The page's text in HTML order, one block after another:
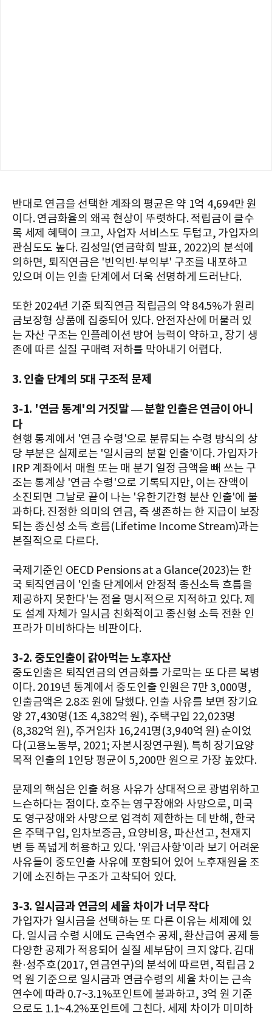
반대로 연금을 선택한 계좌의 평균은 약 1억 4,694만 원
이다. 연금화율의 왜곡 현상이 뚜렷하다. 적립금이 클수
록 세제 혜택이 크고, 사업자 서비스도 두텁고, 가입자의
관심도도 높다. 김성일(연금학회 발표, 2022)의 분석에
의하면, 퇴직연금은 '빈익빈·부익부' 구조를 내포하고
있으며 이는 인출 단계에서 더욱 선명하게 드러난다.
또한 2024년 기준 퇴직연금 적립금의 약 84.5%가 원리
금보장형 상품에 집중되어 있다. 안전자산에 머물러 있
는 자산 구조는 인플레이션 방어 능력이 약하고, 장기 생
존에 따른 실질 구매력 저하를 막아내기 어렵다.
3. 인출 단계의 5대 구조적 문제
3-1. '연금 통계'의 거짓말 — 분할 인출은 연금이 아니
다
현행 통계에서 '연금 수령'으로 분류되는 수령 방식의 상
당 부분은 실제로는 '일시금의 분할 인출'이다. 가입자가
IRP 계좌에서 매월 또는 매 분기 일정 금액을 빼 쓰는 구
조는 통계상 '연금 수령'으로 기록되지만, 이는 잔액이
소진되면 그날로 끝이 나는 '유한기간형 분산 인출'에 불
과하다. 진정한 의미의 연금, 즉 생존하는 한 지급이 보장
되는 종신성 소득 흐름(Lifetime Income Stream)과는
본질적으로 다르다.
국제기준인 OECD Pensions at a Glance(2023)는 한
국 퇴직연금이 '인출 단계에서 안정적 종신소득 흐름을
제공하지 못한다'는 점을 명시적으로 지적하고 있다. 제
도 설계 자체가 일시금 친화적이고 종신형 소득 전환 인
프라가 미비하다는 비판이다.
3-2. 중도인출이 갉아먹는 노후자산
중도인출은 퇴직연금의 연금화를 가로막는 또 다른 복병
이다. 2019년 통계에서 중도인출 인원은 7만 3,000명,
인출금액은 2.8조 원에 달했다. 인출 사유를 보면 장기요
양 27,430명(1조 4,382억 원), 주택구입 22,023명
(8,382억 원), 주거임차 16,241명(3,940억 원) 순이었
다(고용노동부, 2021; 자본시장연구원). 특히 장기요양
목적 인출의 1인당 평균이 5,200만 원으로 가장 높았다.
문제의 핵심은 인출 허용 사유가 상대적으로 광범위하고
느슨하다는 점이다. 호주는 영구장애와 사망으로, 미국
도 영구장애와 사망으로 엄격히 제한하는 데 반해, 한국
은 주택구입, 임차보증금, 요양비용, 파산선고, 천재지
변 등 폭넓게 허용하고 있다. '위급사항'이라 보기 어려운
사유들이 중도인출 사유에 포함되어 있어 노후재원을 조
기에 소진하는 구조가 고착되어 있다.
3-3. 일시금과 연금의 세율 차이가 너무 작다
가입자가 일시금을 선택하는 또 다른 이유는 세제에 있
다. 일시금 수령 시에도 근속연수 공제, 환산급여 공제 등
다양한 공제가 적용되어 실질 세부담이 크지 않다. 김대
환·성주호(2017, 연금연구)의 분석에 따르면, 적립금 2
억 원 기준으로 일시금과 연금수령의 세율 차이는 근속
연수에 따라 0.7~3.1%포인트에 불과하고, 3억 원 기준
으로도 1.1~4.2%포인트에 그친다. 세제 차이가 미미하